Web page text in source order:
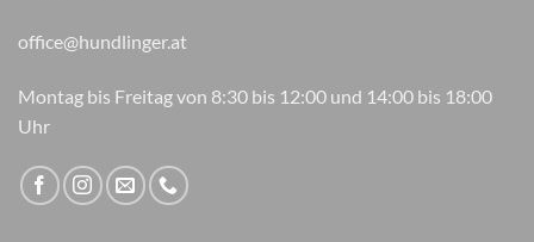
office@hundlinger.at
Montag bis Freitag von 8:30 bis 12:00 und 14:00 bis 18:00
Uhr